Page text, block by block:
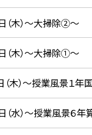
（木）～大掃除②～
（木）～大掃除①～
木）～授業風景１年
（水）～授業風景６年